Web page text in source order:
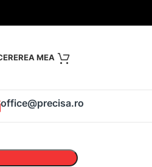
office@precisa.ro